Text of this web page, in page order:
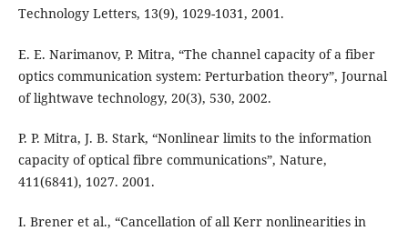
Technology Letters, 13(9), 1029-1031, 2001.
E. E. Narimanov, P. Mitra, “The channel capacity of a fiber
optics communication system: Perturbation theory”, Journal
of lightwave technology, 20(3), 530, 2002.
P. P. Mitra, J. B. Stark, “Nonlinear limits to the information
capacity of optical fibre communications”, Nature,
411(6841), 1027. 2001.
I. Brener et al., “Cancellation of all Kerr nonlinearities in